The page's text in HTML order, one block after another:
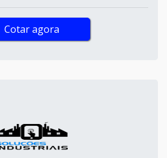
Cotar agora